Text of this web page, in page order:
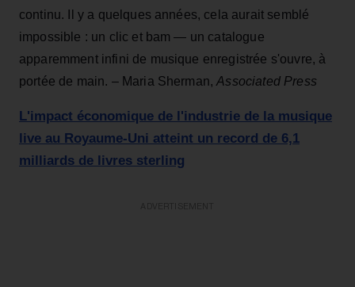
continu. Il y a quelques années, cela aurait semblé
impossible : un clic et bam — un catalogue
apparemment infini de musique enregistrée s'ouvre, à
portée de main. – Maria Sherman,Associated Press
L'impact économique de l'industrie de la musique
live au Royaume-Uni atteint un record de 6,1
milliards de livres sterling